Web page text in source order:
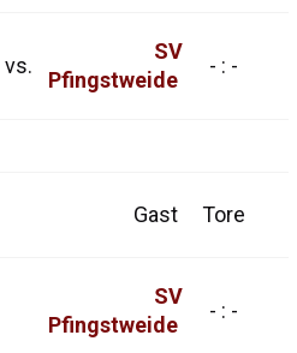
vs.
SV
Pfingstweide
- : -
Gast Tore
SV
Pfingstweide
- : -